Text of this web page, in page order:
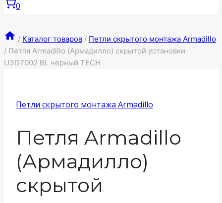
0
/ Каталог товаров / Петли скрытого монтажа Armadillo
/ Петля Armadillo (Армадилло) скрытой установки
U3D7002 BL черный TECH
Петли скрытого монтажа Armadillo
Петля Armadillo
(Армадилло)
скрытой